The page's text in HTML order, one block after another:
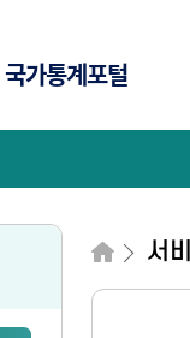
국가통계포털
서